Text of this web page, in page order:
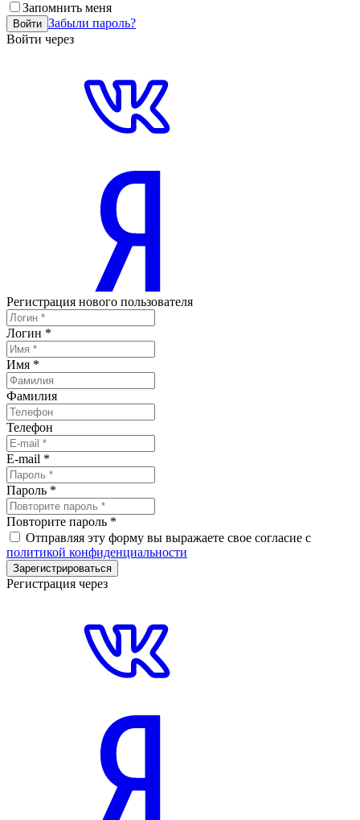
Запомнить меня
Войти Забыли пароль?
Войти через
Регистрация нового пользователя
Логин *
Имя *
Фамилия
Телефон
E-mail *
Пароль *
Повторите пароль *
Отправляя эту форму вы выражаете свое согласие с
политикой конфиденциальности
Зарегистрироваться
Регистрация через